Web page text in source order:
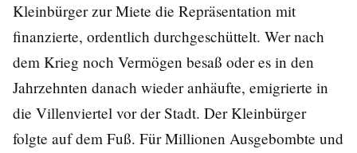
Kleinbürger zur Miete die Repräsentation mit
finanzierte, ordentlich durchgeschüttelt. Wer nach
dem Krieg noch Vermögen besaß oder es in den
Jahrzehnten danach wieder anhäufte, emigrierte in
die Villenviertel vor der Stadt. Der Kleinbürger
folgte auf dem Fuß. Für Millionen Ausgebombte und